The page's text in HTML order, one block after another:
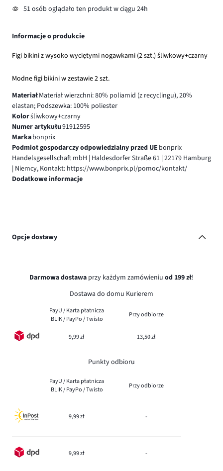
51 osób oglądało ten produkt w ciągu 24h
Informacje o produkcie
Figi bikini z wysoko wyciętymi nogawkami (2 szt.) śliwkowy+czarny
Modne figi bikini w zestawie 2 szt.
MateriałMateriał wierzchni: 80% poliamid (z recyclingu), 20%
elastan; Podszewka: 100% poliester
Kolorśliwkowy+czarny
Numer artykułu91912595
Markabonprix
Podmiot gospodarczy odpowiedzialny przed UE bonprix
Handelsgesellschaft mbH | Haldesdorfer Straße 61 | 22179 Hamburg
| Niemcy, Kontakt: https://www.bonprix.pl/pomoc/kontakt/
Dodatkowe informacje
Opcje dostawy
Darmowa dostawa przy każdym zamówieniu od 199 zł!
Dostawa do domu Kurierem
PayU / Karta płatnicza
BLIK / PayPo / Twisto
Przy odbiorze
9,99 zł 13,50 zł
Punkty odbioru
PayU / Karta płatnicza
BLIK / PayPo / Twisto
Przy odbiorze
9,99 zł -
9,99 zł -